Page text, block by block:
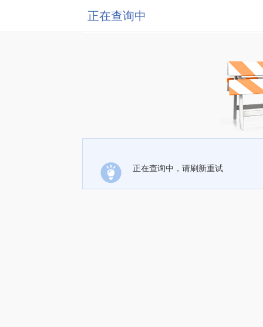
正在查询中
正在查询中，请刷新重试